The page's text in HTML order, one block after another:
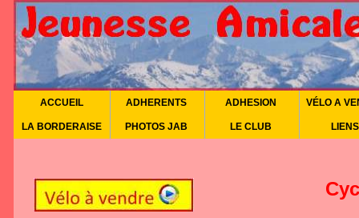
ACCUEIL ADHERENTS ADHESION VÉLO A
LA BORDERAISE PHOTOS JAB LE CLUB LIENS